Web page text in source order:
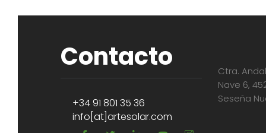
Contacto
+34 91 801 35 36
info[at]artesolar.com
Ctra.
Nave 6,
Seseña